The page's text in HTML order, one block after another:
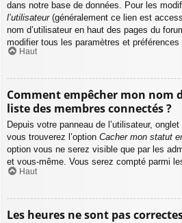
dans notre base de données. Pour les
l’utilisateur(généralement ce lien est
nom d’utilisateur en haut des pages du
modifier tous les paramètres et préférences
Haut
Comment empêcher mon nom
liste des membres connectés ?
Depuis votre panneau de l’utilisateur,
vous trouverez l’option Cacher mon statut
option vous ne serez visible que par les
et vous-même. Vous serez compté parmi
Haut
Les heures ne sont pas